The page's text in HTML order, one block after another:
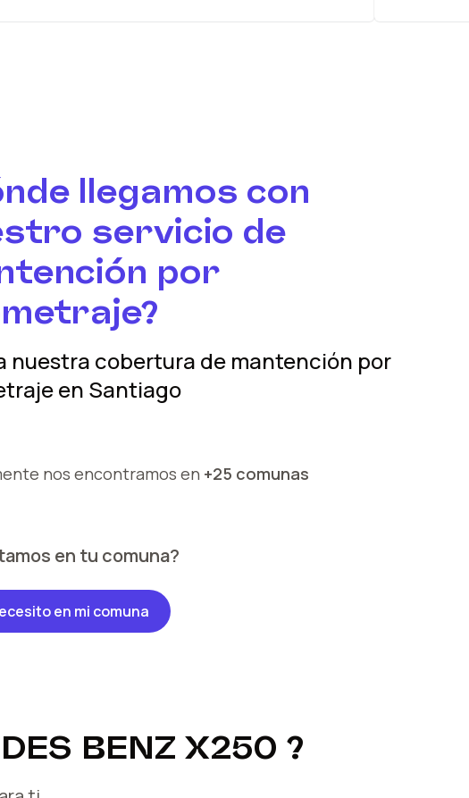
llegamos con
servicio de
por
nuestra cobertura de mantención por
en Santiago
nos encontramos en +25 comunas
en tu comuna?
en mi comuna
BENZ X250 ?